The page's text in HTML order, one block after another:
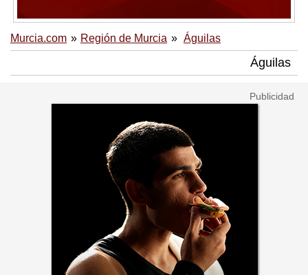
Murcia.com Región de Murcia Águilas
Águilas